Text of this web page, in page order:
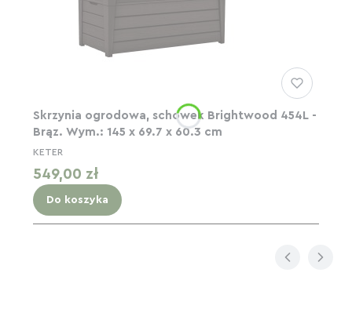
Skrzynia ogrodowa, schowek Brightwood 454L -
Brąz. Wym.: 145 x 69.7 x 60.3 cm
KETER
Cena
549,00 zł
Do koszyka